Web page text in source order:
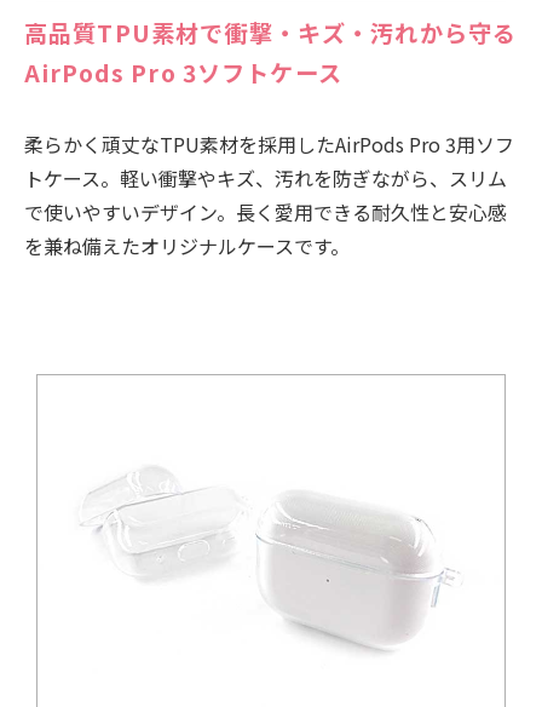
高品質TPU素材で衝撃・キズ・汚れから守る
AirPods Pro 3ソフトケース
柔らかく頑丈なTPU素材を採用したAirPods Pro 3用ソフ
トケース。軽い衝撃やキズ、汚れを防ぎながら、スリム
で使いやすいデザイン。長く愛用できる耐久性と安心感
を兼ね備えたオリジナルケースです。